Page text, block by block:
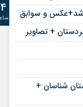
شد+عکس و سوابق
شناسان +